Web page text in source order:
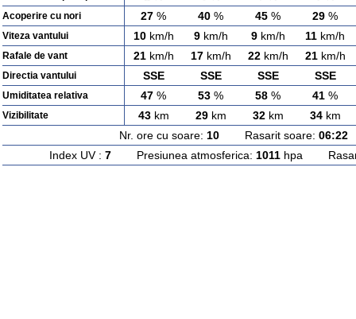
Acoperire cu nori 27 % 40 % 45 % 29 %
Viteza vantului 10km/h 9km/h 9km/h 11 km/h
Rafale de vant 21km/h 17km/h 22km/h 21km/h
Directia vantului SSE SSE SSE SSE
Umiditatea relativa 47 % 53 % 58 % 41 %
Vizibilitate 43km 29km 32km 34km
Nr. ore cu soare: 10Rasarit soare: 06:22
Index UV : 7 Presiunea atmosferica: 1011 hpa